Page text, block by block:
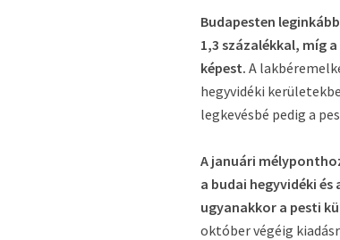
Budapesten
1,3 százalékkal, míg
képest. A
hegyvidéki
legkevésbé pedig a
A januári
a budai hegyvidéki
ugyanakkor a pesti
október végéig